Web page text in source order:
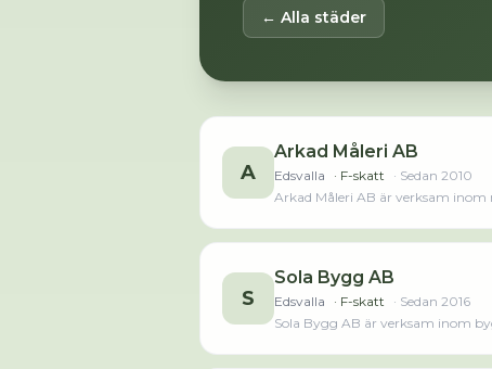
← Alla städer
A
Arkad Måleri AB
Edsvalla · F-skatt · Sedan 2010
Arkad Måleri AB är verksam inom
S
Sola Bygg AB
Edsvalla · F-skatt · Sedan 2016
Sola Bygg AB är verksam inom